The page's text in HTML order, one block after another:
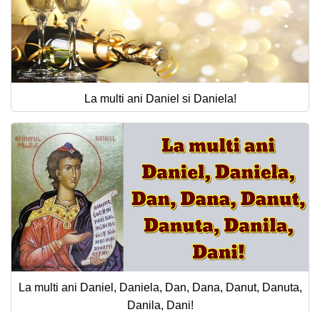
La multi ani Daniel si Daniela!
La multi ani Daniel, Daniela, Dan, Dana, Danut, Danuta,
Danila, Dani!